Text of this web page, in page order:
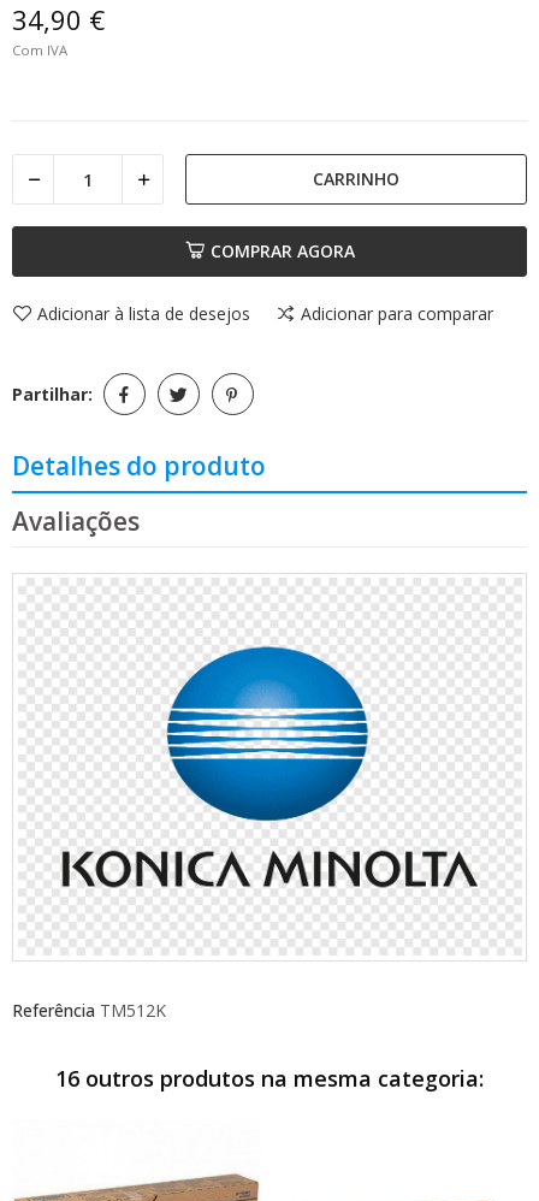
34,90 €
Com IVA
CARRINHO
COMPRAR AGORA
Adicionar à lista de desejos Adicionar para comparar
Partilhar:
Detalhes do produto
Avaliações
Referência TM512K
16 outros produtos na mesma categoria: